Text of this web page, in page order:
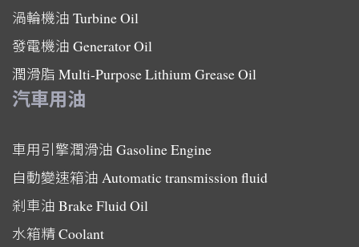
渦輪機油 Turbine Oil
發電機油 Generator Oil
潤滑脂 Multi-Purpose Lithium Grease Oil
汽車用油
車用引擎潤滑油 Gasoline Engine
自動變速箱油 Automatic transmission fluid
剎車油 Brake Fluid Oil
水箱精Coolant